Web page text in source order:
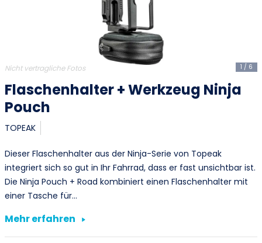
1 / 6
Nicht vertragliche Fotos
Flaschenhalter + Werkzeug Ninja
Pouch
TOPEAK
Dieser Flaschenhalter aus der Ninja-Serie von Topeak
integriert sich so gut in Ihr Fahrrad, dass er fast unsichtbar ist.
Die Ninja Pouch + Road kombiniert einen Flaschenhalter mit
einer Tasche für…
Mehr erfahren